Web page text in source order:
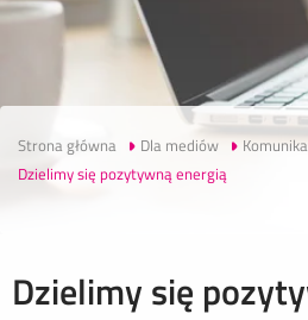
Strona główna Dla mediów
Dzielimy się pozytywną energią
Dzielimy się